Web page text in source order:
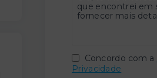
Concordo com a
Privacidade